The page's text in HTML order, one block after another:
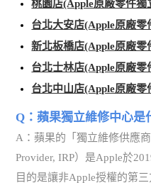
桃園店(Apple原廠零件獨
台北大安店(Apple原廠零
新北板橋店(Apple原廠零
台北士林店(Apple原廠零
台北中山店(Apple原廠零
Q：蘋果獨立維修中心是
A：蘋果的「獨立維修供應
Provider, IRP）是Apple於
目的是讓非Apple授權的第